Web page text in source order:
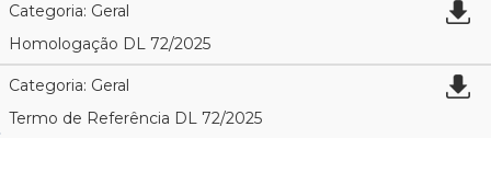
Categoria: Geral
Homologação DL 72/2025
Categoria: Geral
Termo de Referência DL 72/2025